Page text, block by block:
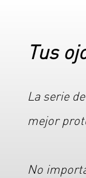
Tus
La serie
mejor
No